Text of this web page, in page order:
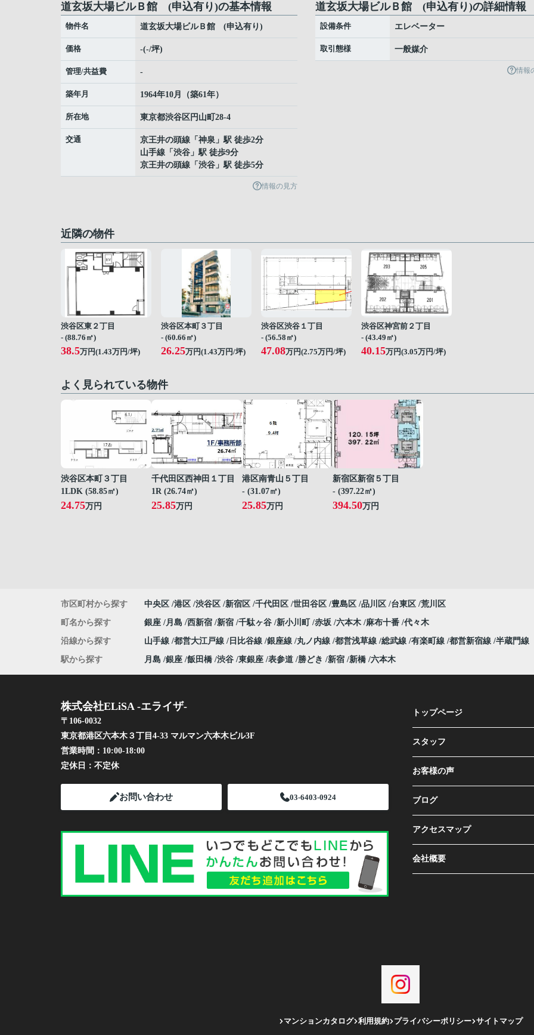
道玄坂大場ビルＢ館 (申込有り)の基本情報
物件名 道玄坂大場ビルＢ館 (申込有り)
価格 -(-/坪)
管理/共益費 -
築年月 1964年10月（築61年）
所在地 東京都渋谷区 円山町 28-4
交通 京王井の頭線 「 神泉 」駅 徒歩2分
山手線 「 渋谷 」駅 徒歩9分
京王井の頭線 「 渋谷 」駅 徒歩5分
情報の見方
道玄坂大場ビルＢ館 (申込有り)の詳細情報
設備条件 エレベーター
取引態様 一般媒介
情報
近隣の物件
渋谷区東２丁目
- (88.76㎡)
38.5万円(1.43万円/坪)
渋谷区本町３丁目
- (60.66㎡)
26.25万円(1.43万円/坪)
渋谷区渋谷１丁目
- (56.58㎡)
47.08万円(2.75万円/坪)
渋谷区神宮前２丁目
- (43.49㎡)
40.15万円(3.05万円/坪)
よく見られている物件
渋谷区本町３丁目
1LDK (58.85㎡)
24.75万円
千代田区西神田１丁目
1R (26.74㎡)
25.85万円
港区南青山５丁目
- (31.07㎡)
25.85万円
新宿区新宿５丁目
- (397.22㎡)
394.50万円
市区町村から探す 中央区 港区 渋谷区 新宿区 千代田区 世田谷区 豊島区 品川区 台東区 荒川区
町名から探す 銀座 月島 西新宿 新宿 千駄ヶ谷 新小川町 赤坂 六本木 麻布十番 代々木
沿線から探す 山手線 都営大江戸線 日比谷線 銀座線 丸ノ内線 都営浅草線 総武線 有楽町線 都営新宿線 半蔵門線
駅から探す 月島 銀座 飯田橋 渋谷 東銀座 表参道 勝どき 新宿 新橋 六本木
株式会社ELiSA -エライザ-
〒106-0032
東京都港区六本木３丁目4-33 マルマン六本木ビル3F
営業時間： 10:00-18:00
定休日： 不定休
お問い合わせ 03-6403-0924
トップページ
スタッフ
お客様の声
ブログ
アクセスマップ
会社概要
マンションカタログ 利用規約 プライバシーポリシー サイトマップ